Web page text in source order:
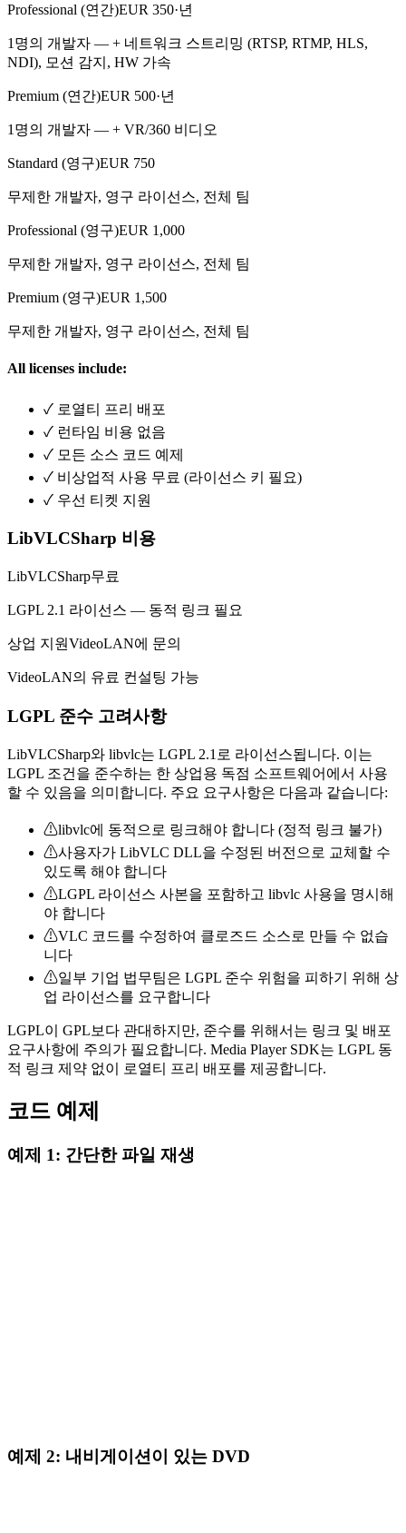
Professional (연간)EUR 350·년
1명의 개발자 — + 네트워크 스트리밍 (RTSP, RTMP, HLS,
NDI), 모션 감지, HW 가속
Premium (연간)EUR 500·년
1명의 개발자 — + VR/360 비디오
Standard (영구)EUR 750
무제한 개발자, 영구 라이선스, 전체 팀
Professional (영구)EUR 1,000
무제한 개발자, 영구 라이선스, 전체 팀
Premium (영구)EUR 1,500
무제한 개발자, 영구 라이선스, 전체 팀
All licenses include:
✓ 로열티 프리 배포
✓ 런타임 비용 없음
✓ 모든 소스 코드 예제
✓ 비상업적 사용 무료 (라이선스 키 필요)
✓ 우선 티켓 지원
LibVLCSharp 비용
LibVLCSharp무료
LGPL 2.1 라이선스 — 동적 링크 필요
상업 지원VideoLAN에 문의
VideoLAN의 유료 컨설팅 가능
LGPL 준수 고려사항
LibVLCSharp와 libvlc는 LGPL 2.1로 라이선스됩니다. 이는
LGPL 조건을 준수하는 한 상업용 독점 소프트웨어에서 사용
할 수 있음을 의미합니다. 주요 요구사항은 다음과 같습니다:
⚠libvlc에 동적으로 링크해야 합니다 (정적 링크 불가)
⚠사용자가 LibVLC DLL을 수정된 버전으로 교체할 수
있도록 해야 합니다
⚠LGPL 라이선스 사본을 포함하고 libvlc 사용을 명시해
야 합니다
⚠VLC 코드를 수정하여 클로즈드 소스로 만들 수 없습
니다
⚠일부 기업 법무팀은 LGPL 준수 위험을 피하기 위해 상
업 라이선스를 요구합니다
LGPL이 GPL보다 관대하지만, 준수를 위해서는 링크 및 배포
요구사항에 주의가 필요합니다. Media Player SDK는 LGPL 동
적 링크 제약 없이 로열티 프리 배포를 제공합니다.
코드 예제
예제 1: 간단한 파일 재생
Core.Initialize();
var libVLC = new LibVLC();
예제 2: 내비게이션이 있는 DVD